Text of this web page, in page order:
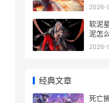
2026-
软泥
泥怎
2026-
经典文章
死亡